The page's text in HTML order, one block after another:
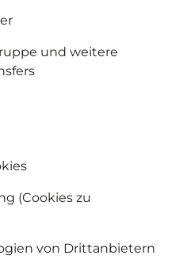
und weitere
(Cookies zu
von Drittanbietern